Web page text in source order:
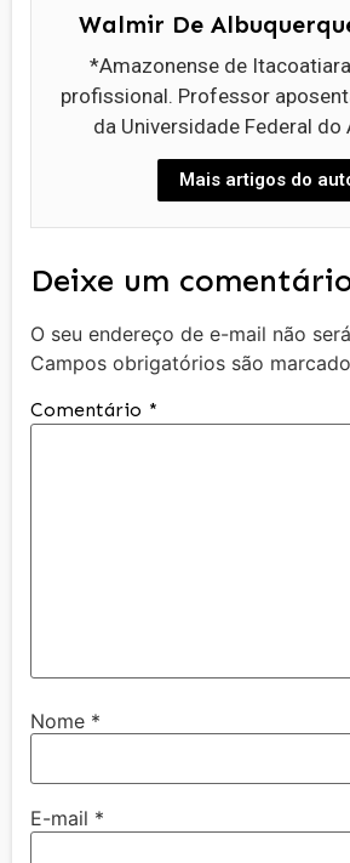
Walmir De
*Amazonense de
profissional. Professor
da Universidade Federal do
Mais artigos do
Deixe um
O seu endereço de e-mail não
Campos obrigatórios são
Comentário *
Nome *
E-mail *